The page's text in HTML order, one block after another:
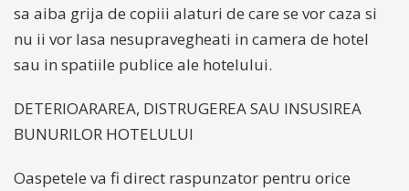
sa aiba grija de copiii alaturi de care se vor caza si
nu ii vor lasa nesupravegheati in camera de hotel
sau in spatiile publice ale hotelului.
DETERIOARAREA, DISTRUGEREA SAU INSUSIREA
BUNURILOR HOTELULUI
Oaspetele va fi direct raspunzator pentru orice